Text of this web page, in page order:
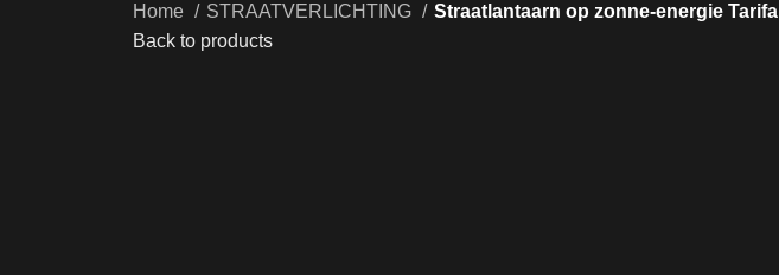
Home STRAATVERLICHTING
Straatlantaarn op zonne-energie Tarifa
Back to products